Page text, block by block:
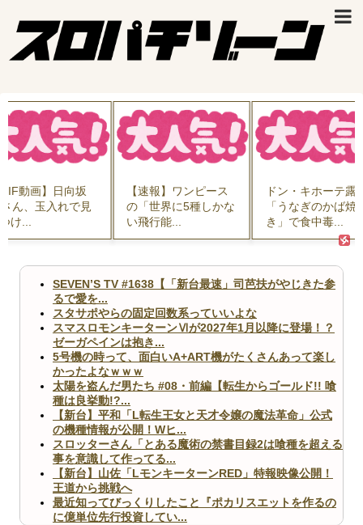
動画】日向坂
ん、玉入れで見
け...
【速報】ワンピース
の「世界に5種しかな
い飛行能...
ドン・キホーテ露
「うなぎのかば焼
き」で食中毒...
SEVEN’S TV #1638【「新台最速」司芭扶がやじきた参
るで愛を...
スタサポやらの固定回数系っていいよな
スマスロモンキーターンⅥが2027年1月以降に登場！？
ゼーガペインは抱き...
5号機の時って、面白いA+ART機がたくさんあって楽し
かったよなｗｗｗ
太陽を盗んだ男たち #08・前編【転生からゴールド!! 喰
種は良挙動!?...
【新台】平和「L転生王女と天才令嬢の魔法革命」公式
の機種情報が公開！Wヒ...
スロッターさん「とある魔術の禁書目録2は喰種を超える
事を意識して作ってる...
【新台】山佐「LモンキーターンRED」特報映像公開！
王道から挑戦へ
最近知ってびっくりしたこと『ポカリスエットを作るの
に億単位先行投資してい...